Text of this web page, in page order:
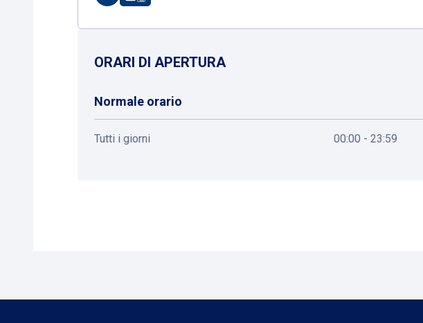
ORARI DI APERTURA
Normale orario
Tutti i giorni 00:00 - 23:59